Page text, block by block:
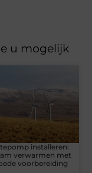
u mogelijk
installeren:
verwarmen met
voorbereiding